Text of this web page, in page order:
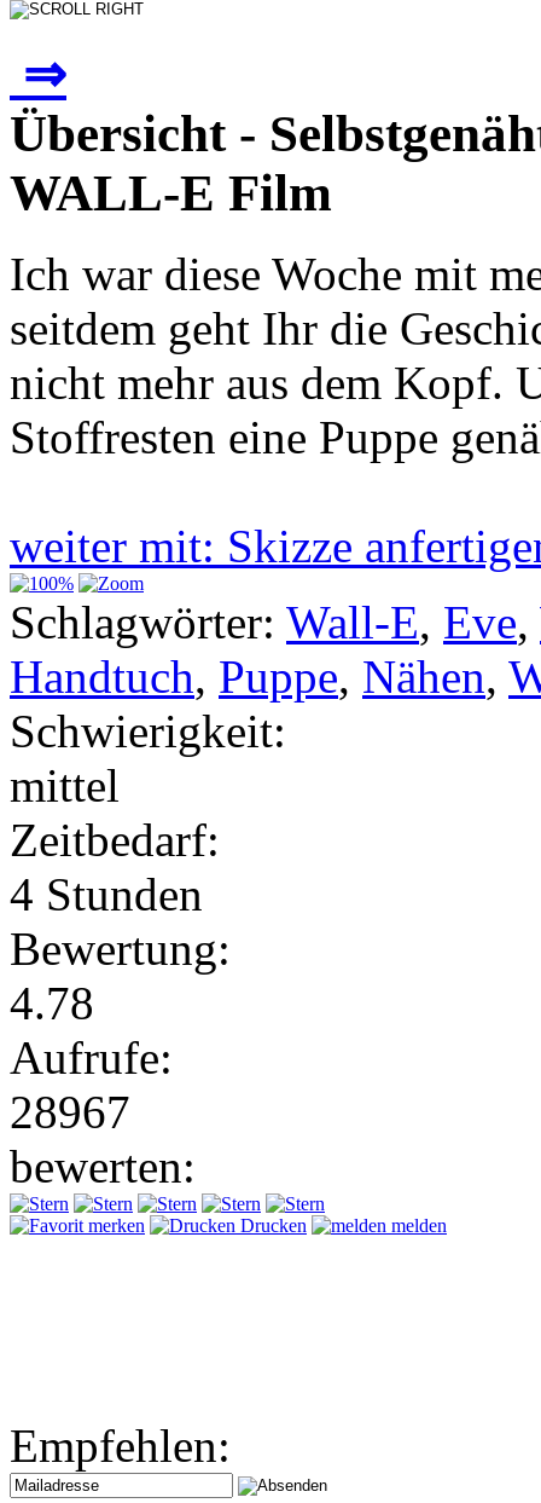
⇒
Übersicht -
WALL-E Film
Ich war diese Woche mit
seitdem geht Ihr die
nicht mehr aus dem Kopf.
Stoffresten eine Puppe
weiter mit: Skizze
Schlagwörter: Wall-E, Eve,
Handtuch, Puppe, Nähen,
Schwierigkeit:
mittel
Zeitbedarf:
4 Stunden
Bewertung:
4.78
Aufrufe:
28967
bewerten:
merken Drucken melden
Empfehlen: